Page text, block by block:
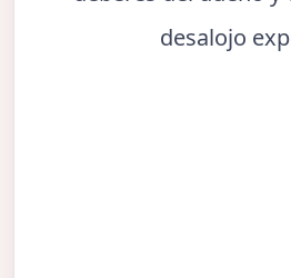
desalojo